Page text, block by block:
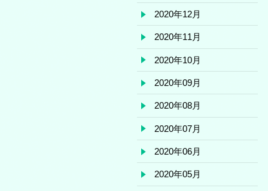
2020年12月
2020年11月
2020年10月
2020年09月
2020年08月
2020年07月
2020年06月
2020年05月